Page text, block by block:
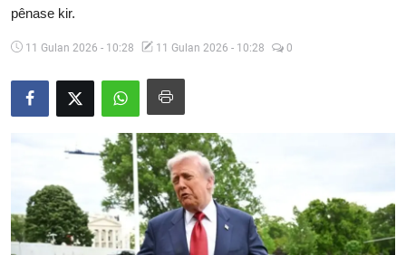
Lêkolîn
Wêne
Nivîskar
Arşiv
pênase kir.
11 Gulan 2026 - 10:28 11 Gulan 2026 - 10:28 0